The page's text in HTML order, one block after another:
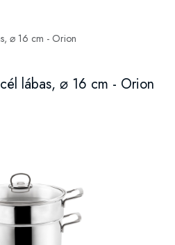
lábas, ⌀ 16 cm - Orion